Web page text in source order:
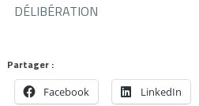
DÉLIBÉRATION
Partager :
Facebook LinkedIn